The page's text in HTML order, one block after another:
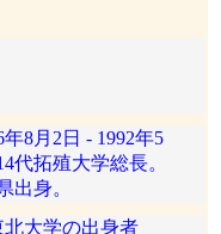
8月2日 - 1992年5
代拓殖大学総長。
出身。
大学の出身者